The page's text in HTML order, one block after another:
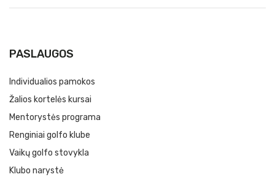
PASLAUGOS
Individualios pamokos
Žalios kortelės kursai
Mentorystės programa
Renginiai golfo klube
Vaikų golfo stovykla
Klubo narystė